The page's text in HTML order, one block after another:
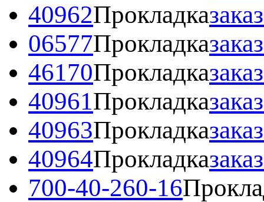
40962Прокладка
06577Прокладка
46170Прокладка
40961Прокладка
40963Прокладка
40964Прокладка
700-40-260-16